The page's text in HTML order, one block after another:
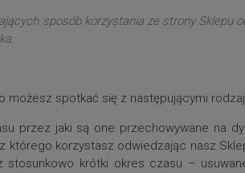
sposób korzystania ze strony Sklepu
spotkać się z następującymi
przez jaki są one przechowywane na
którego korzystasz odwiedzając nasz
stosunkowo krótki okres czasu –